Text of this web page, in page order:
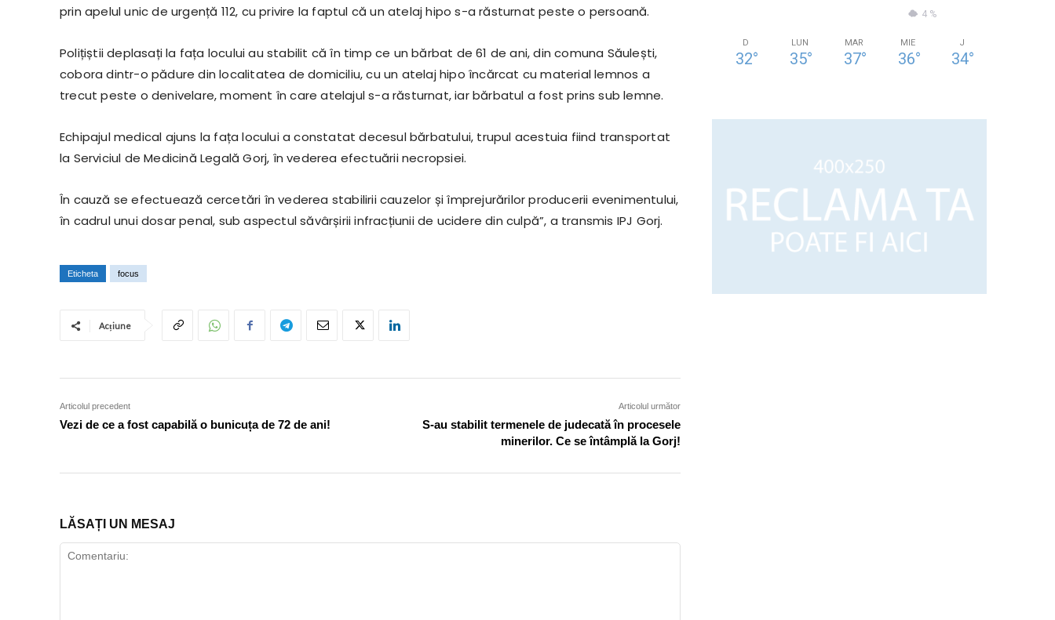
prin apelul unic de urgență 112, cu privire la faptul că un atelaj hipo s-a răsturnat peste o persoană.
Polițiștii deplasați la fața locului au stabilit că în timp ce un bărbat de 61 de ani, din comuna Săulești,
cobora dintr-o pădure din localitatea de domiciliu, cu un atelaj hipo încărcat cu material lemnos a
trecut peste o denivelare, moment în care atelajul s-a răsturnat, iar bărbatul a fost prins sub lemne.
Echipajul medical ajuns la fața locului a constatat decesul bărbatului, trupul acestuia fiind transportat
la Serviciul de Medicină Legală Gorj, în vederea efectuării necropsiei.
În cauză se efectuează cercetări în vederea stabilirii cauzelor și împrejurărilor producerii evenimentului,
în cadrul unui dosar penal, sub aspectul săvârșirii infracțiunii de ucidere din culpă”, a transmis IPJ Gorj.
Eticheta focus
Acțiune
Articolul precedent
Vezi de ce a fost capabilă o bunicuța de 72 de ani!
Articolul următor
S-au stabilit termenele de judecată în procesele
minerilor. Ce se întâmplă la Gorj!
LĂSAȚI UN MESAJ
4 %
D
32°
LUN
35°
MAR
37°
MIE
36°
J
34°